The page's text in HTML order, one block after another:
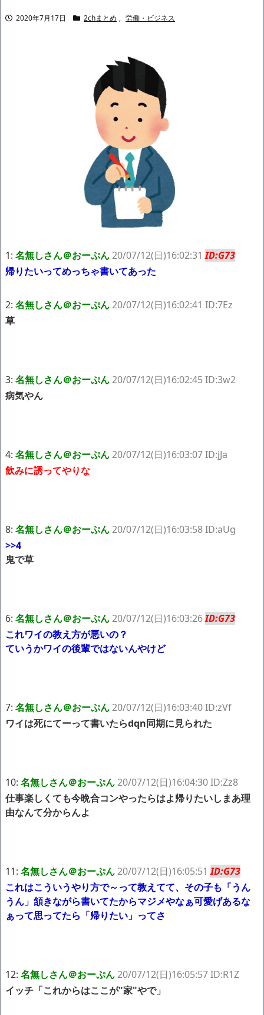
クるらしいｗｗｗｗｗｗｗｗｗｗｗｗｗNEW!
【動画】K-POPアイドルさん、生配信中にメンバー達にチクビを
【画像】身長155cm・体重36kg・ウエスト51cmのスレンダー美
少女がAVデビュ－ｗwwww
【画像】彼女「ねー、今日のデートこれで行っていー？」ﾊﾟｼｬ
広末涼子さん、正気に戻ってしまい絶望する・・・「アカン、キ
ャリアがすべて終わった」
【配信者】「金バエ」のSNS更新が1週間途絶え、様々な憶測が
飛び交う。1週間ぶりの投稿でも一人称が「ボキ」ではなく「俺」と
なっており、本人ではないとの憶測が広がる
かつてはSONYのパソコンだった「VAIO」家電量販店のノジマに
ハードオフに売っていた4万4000円のフィギュアがヤバすぎるｗ
ｗｗｗｗｗ「こんな高いの？ｗｗ」「逆に超安い」
私は6年間「子無し既婚女性」で人から様々なことを言われてき
たけど子無しの原因は親の教えのせいかもしれません
2020年7月17日 2chまとめ , 労働・ビジネス
1: 名無しさん＠おーぷん20/07/12(日)16:02:31ID:G73
帰りたいってめっちゃ書いてあった
2: 名無しさん＠おーぷん20/07/12(日)16:02:41 ID:7Ez
草
3: 名無しさん＠おーぷん20/07/12(日)16:02:45 ID:3w2
病気やん
4: 名無しさん＠おーぷん20/07/12(日)16:03:07 ID:jJa
飲みに誘ってやりな
8: 名無しさん＠おーぷん20/07/12(日)16:03:58 ID:aUg
>>4
鬼で草
6: 名無しさん＠おーぷん20/07/12(日)16:03:26ID:G73
これワイの教え方が悪いの？
ていうかワイの後輩ではないんやけど
7: 名無しさん＠おーぷん20/07/12(日)16:03:40 ID:zVf
ワイは死にてーって書いたらdqn同期に見られた
10: 名無しさん＠おーぷん20/07/12(日)16:04:30 ID:Zz8
仕事楽しくても今晩合コンやったらはよ帰りたいしまあ理
由なんて分からんよ
11: 名無しさん＠おーぷん20/07/12(日)16:05:51ID:G73
これはこういうやり方で～って教えてて、その子も「うん
うん」頷きながら書いてたからマジメやなぁ可愛げあるな
ぁって思ってたら「帰りたい」ってさ
12: 名無しさん＠おーぷん20/07/12(日)16:05:57 ID:R1Z
イッチ「これからはここが"家"やで」